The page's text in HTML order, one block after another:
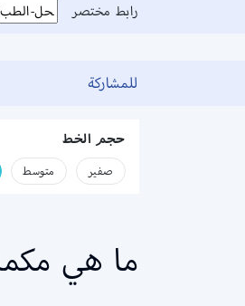
رابط مختصر
للمشاركة
حجم الخط
صفير متوسط
ما هي